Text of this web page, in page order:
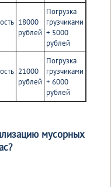
18000
рублей
Погрузка
грузчиками
+ 5000
рублей
21000
рублей
Погрузка
грузчиками
+ 6000
рублей
мусорных